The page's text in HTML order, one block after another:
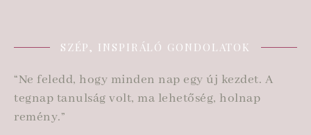
SZÉP, INSPIRÁLÓ GONDOLATOK
“Ne feledd, hogy minden nap egy új kezdet. A
tegnap tanulság volt, ma lehetőség, holnap
remény.”